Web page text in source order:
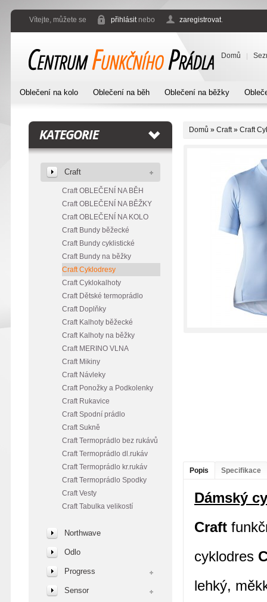
Vítejte, můžete se přihlásitnebo zaregistrovat.
Domů
Oblečení na kolo Oblečení na běh Oblečení na běžky
KATEGORIE
Craft
Craft OBLEČENÍ NA BĚH
Craft OBLEČENÍ NA BĚŽKY
Craft OBLEČENÍ NA KOLO
Craft Bundy běžecké
Craft Bundy cyklistické
Craft Bundy na běžky
Craft Cyklodresy
Craft Cyklokalhoty
Craft Dětské termoprádlo
Craft Doplňky
Craft Kalhoty běžecké
Craft Kalhoty na běžky
Craft MERINO VLNA
Craft Mikiny
Craft Návleky
Craft Ponožky a Podkolenky
Craft Rukavice
Craft Spodní prádlo
Craft Sukně
Craft Termoprádlo bez rukávů
Craft Termoprádlo dl.rukáv
Craft Termoprádlo kr.rukáv
Craft Termoprádlo Spodky
Craft Vesty
Craft Tabulka velikostí
Northwave
Odlo
Progress
Sensor
Domů » Craft» Craft
Popis Specifikace
Dámský
Craft
cyklodres
lehký,